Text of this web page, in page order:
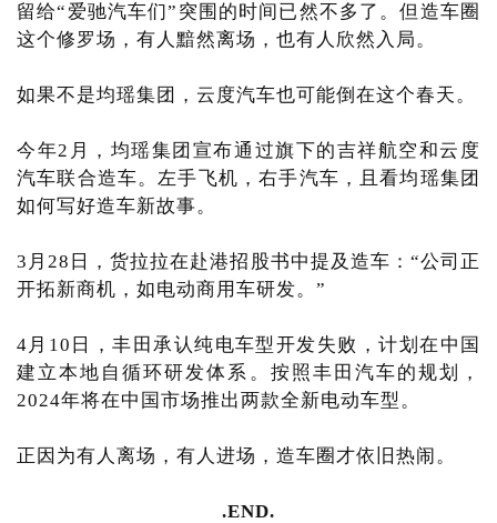
留给“爱驰汽车们”突围的时间已然不多了。但造车圈
这个修罗场，有人黯然离场，也有人欣然入局。
如果不是均瑶集团，云度汽车也可能倒在这个春天。
今年2月，均瑶集团宣布通过旗下的吉祥航空和云度
汽车联合造车。左手飞机，右手汽车，且看均瑶集团
如何写好造车新故事。
3月28日，货拉拉在赴港招股书中提及造车：“公司正
开拓新商机，如电动商用车研发。”
4月10日，丰田承认纯电车型开发失败，计划在中国
建立本地自循环研发体系。按照丰田汽车的规划，
2024年将在中国市场推出两款全新电动车型。
正因为有人离场，有人进场，造车圈才依旧热闹。
.END.